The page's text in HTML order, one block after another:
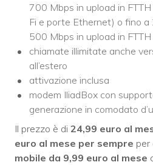
700 Mbps in upload in
Fi e porte Ethernet) o fino a
500 Mbps in upload in FTTH
chiamate illimitate anche
all’estero
attivazione inclusa
modem IliadBox con
generazione in comodato
Il prezzo è di 24,99 euro al
euro al mese per sempre per
mobile da 9,99 euro al mese